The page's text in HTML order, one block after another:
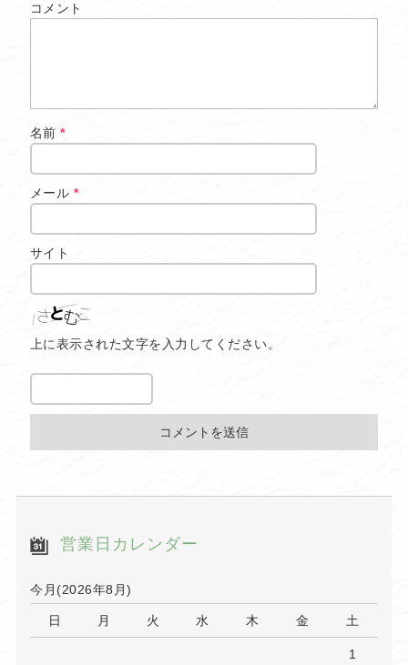
コメント
名前*
メール *
サイト
上に表示された文字を入力してください。
営業日カレンダー
今月(2026年8月)
日 月 火 水 木 金 土
1